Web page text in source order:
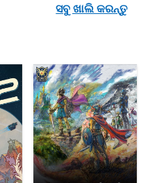
ସବୁ ଖାଲି କରନ୍ତୁ